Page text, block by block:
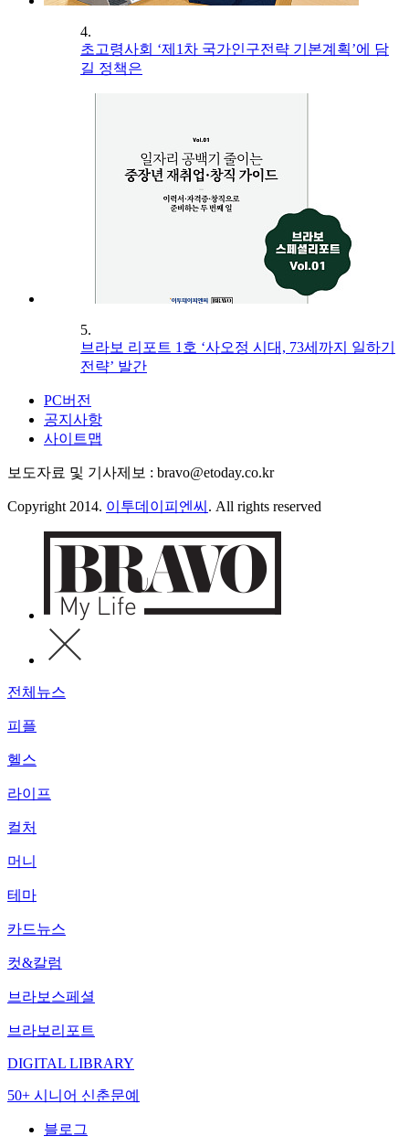
4.
초고령사회 ‘제1차 국가인구전략 기본계획’에 담
길 정책은
5.
브라보 리포트 1호 ‘사오정 시대, 73세까지 일하기
전략’ 발간
PC버전
공지사항
사이트맵
보도자료 및 기사제보 : bravo@etoday.co.kr
Copyright 2014. 이투데이피엔씨 . All rights reserved
전체뉴스
피플
헬스
라이프
컬처
머니
테마
카드뉴스
컷&칼럼
브라보스페셜
브라보리포트
DIGITAL LIBRARY
50+ 시니어 신춘문예
블로그